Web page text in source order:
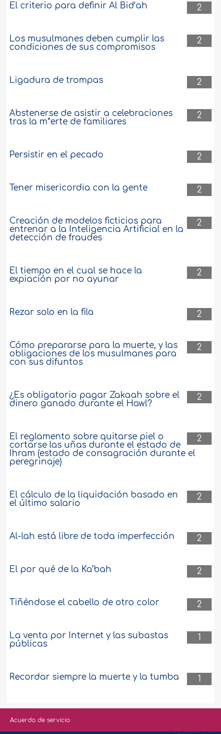
2
El criterio para definir Al Bid‘ah
2
Los musulmanes deben cumplir las
condiciones de sus compromisos
2
Ligadura de trompas
2
Abstenerse de asistir a celebraciones
tras la m*erte de familiares
2
Persistir en el pecado
2
Tener misericordia con la gente
2
Creación de modelos ficticios para
entrenar a la Inteligencia Artificial en la
detección de fraudes
2
El tiempo en el cual se hace la
expiación por no ayunar
2
Rezar solo en la fila
2
Cómo prepararse para la muerte, y las
obligaciones de los musulmanes para
con sus difuntos
2
¿Es obligatorio pagar Zakaah sobre el
dinero ganado durante el Hawl?
2
El reglamento sobre quitarse piel o
cortarse las uñas durante el estado de
Ihram (estado de consagración durante el
peregrinaje)
2
El cálculo de la liquidación basado en
el último salario
2
Al-lah está libre de toda imperfección
2
El por qué de la Ka’bah
2
Tiñéndose el cabello de otro color
1
La venta por Internet y las subastas
públicas
1
Recordar siempre la muerte y la tumba
Acuerdo de servicio